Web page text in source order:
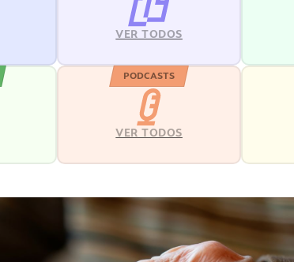
VER TODOS
PODCASTS
VER TODOS